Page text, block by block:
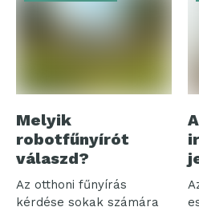
Melyik
robotfűnyírót
válaszd?
Az otthoni fűnyírás
kérdése sokak számára